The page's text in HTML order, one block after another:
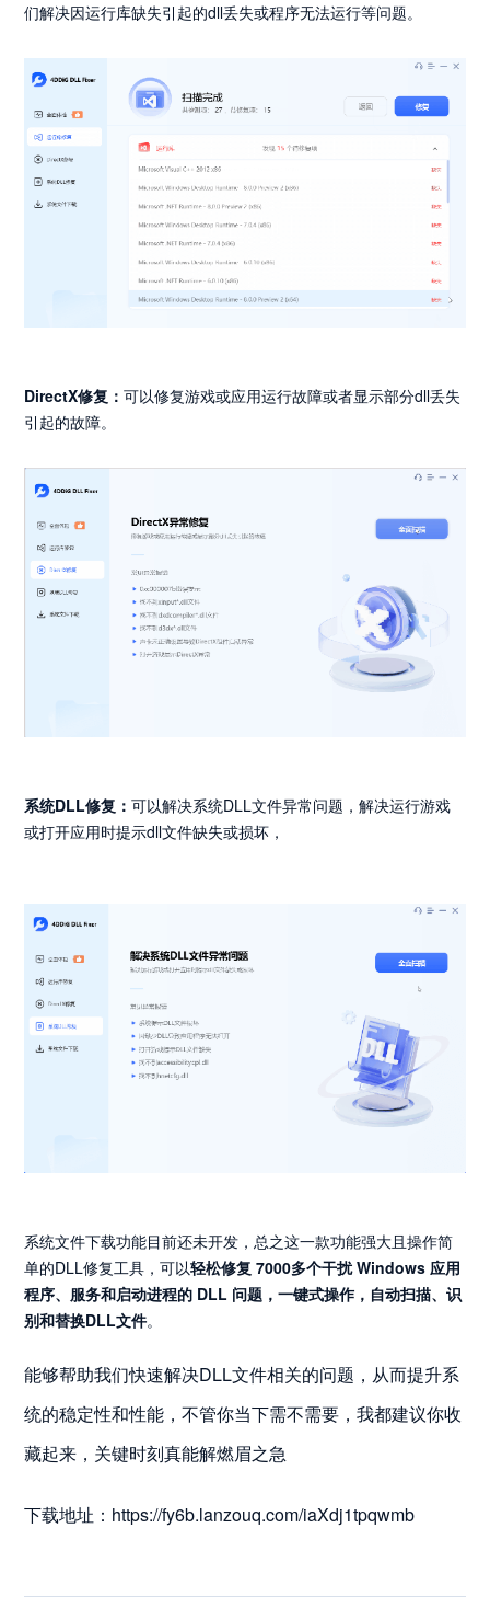
们解决因运行库缺失引起的dll丢失或程序无法运行等问题。
DirectX修复：可以修复游戏或应用运行故障或者显示部分dll丢失
引起的故障。
系统DLL修复：可以解决系统DLL文件异常问题，解决运行游戏
或打开应用时提示dll文件缺失或损坏，
系统文件下载功能目前还未开发，总之这一款功能强大且操作简
单的DLL修复工具，可以轻松修复 7000多个干扰 Windows 应用
程序、服务和启动进程的 DLL 问题，一键式操作，自动扫描、识
别和替换DLL文件。
能够帮助我们快速解决DLL文件相关的问题，从而提升系
统的稳定性和性能，不管你当下需不需要，我都建议你收
藏起来，关键时刻真能解燃眉之急
下载地址：https://fy6b.lanzouq.com/iaXdj1tpqwmb